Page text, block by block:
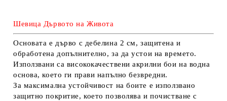
Шевица Дървото на Живота
Основата е дърво с дебелина 2 см, защитена и
обработена допълнително, за да устои на времето.
Използвани са висококачествени акрилни бои на водна
основа, което ги прави напълно безвредни.
За максимална устойчивост на боите е използвано
защитно покритие, което позволява и почистване с